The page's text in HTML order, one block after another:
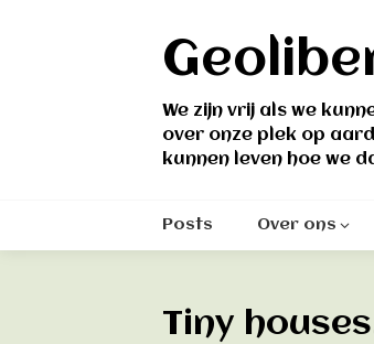
We zijn vrij als we
over onze plek op
kunnen leven hoe we
Posts Over ons
Tiny